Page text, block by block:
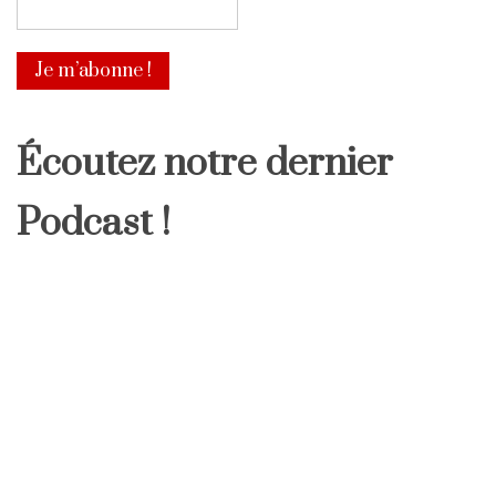
Écoutez notre dernier
Podcast !